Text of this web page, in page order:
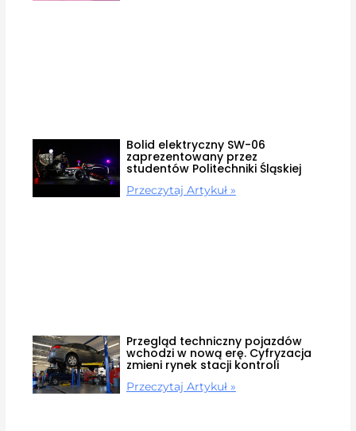
Bolid elektryczny SW-06
zaprezentowany przez
studentów Politechniki Śląskiej
Przeczytaj Artykuł »
Przegląd techniczny pojazdów
wchodzi w nową erę. Cyfryzacja
zmieni rynek stacji kontroli
Przeczytaj Artykuł »